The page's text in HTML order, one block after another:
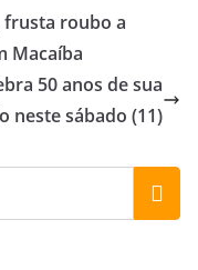
roubo a
Macaíba
50 anos de sua
neste sábado (11)